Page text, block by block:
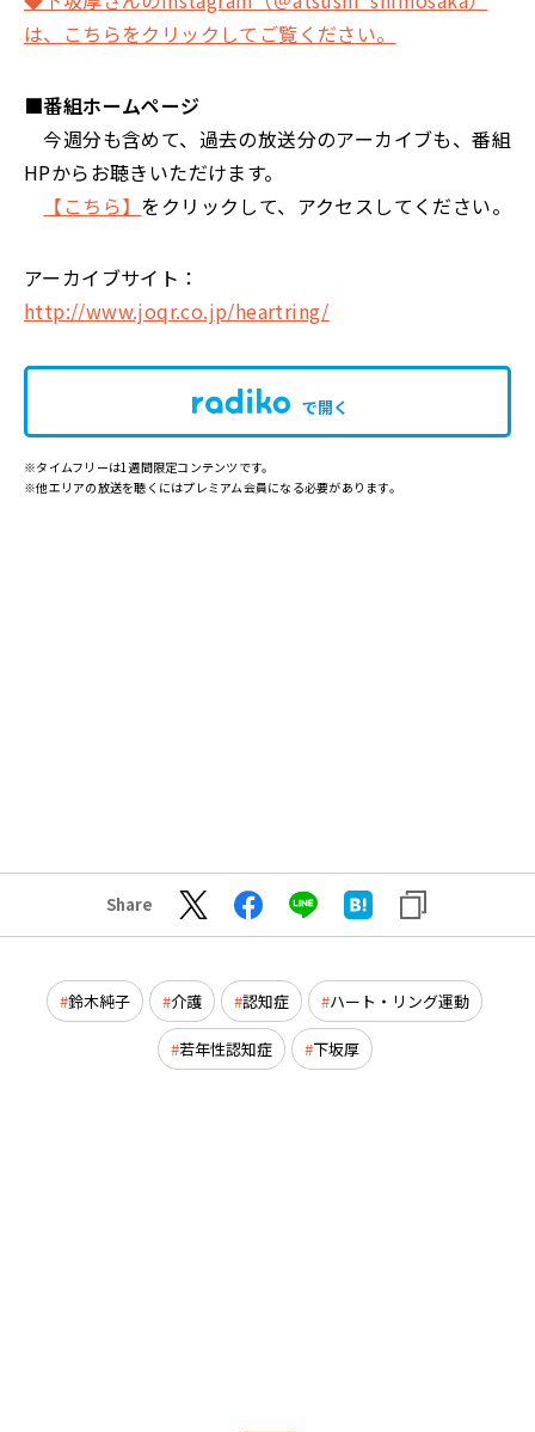
は、こちらをクリックしてご覧ください。
■番組ホームページ
今週分も含めて、過去の放送分のアーカイブも、番組
HPからお聴きいただけます。
【こちら】 をクリックして、アクセスしてください。
アーカイブサイト：
http://www.joqr.co.jp/heartring/
で開く
※タイムフリーは1週間限定コンテンツです。
※他エリアの放送を聴くにはプレミアム会員になる必要があります。
Share
鈴木純子 介護 認知症 ハート・リング運動
若年性認知症 下坂厚